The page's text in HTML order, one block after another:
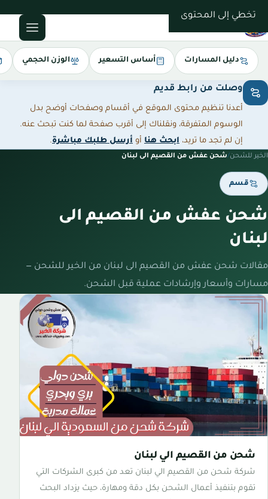
تخطي إلى المحتوى
دليل المسارات أساس التسعير الوزن الحجمي
وصلت من رابط قديم
أعدنا تنظيم محتوى الموقع في أقسام وصفحات أوضح بدل
الوسوم المتفرقة، ونقلناك إلى أقرب صفحة لما كنت تبحث عنه.
إن لم تجد ما تريد، ابحث هنا أو أرسل طلبك مباشرة.
الخير للشحن/شحن عفش من القصيم الى لبنان
قسم
شحن عفش من القصيم الى
لبنان
مقالات شحن عفش من القصيم الى لبنان من الخير للشحن —
مسارات وأسعار وإرشادات عملية قبل الشحن.
شحن من القصيم الي لبنان
شركة شحن من القصيم الي لبنان تعد من كبرى الشركات التي
تقوم بتنفيذ أعمال الشحن بكل دقة ومهارة، حيث يزداد البحث